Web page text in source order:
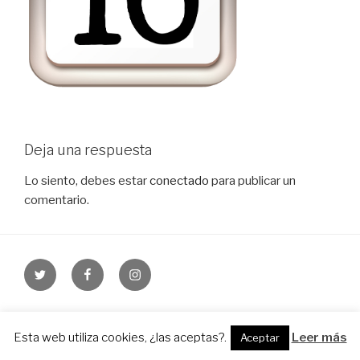
Deja una respuesta
Lo siento, debes estarconectado para publicar un
comentario.
Twitter FacebookInstagram
Esta web utiliza cookies, ¿las aceptas?. Aceptar Leer más